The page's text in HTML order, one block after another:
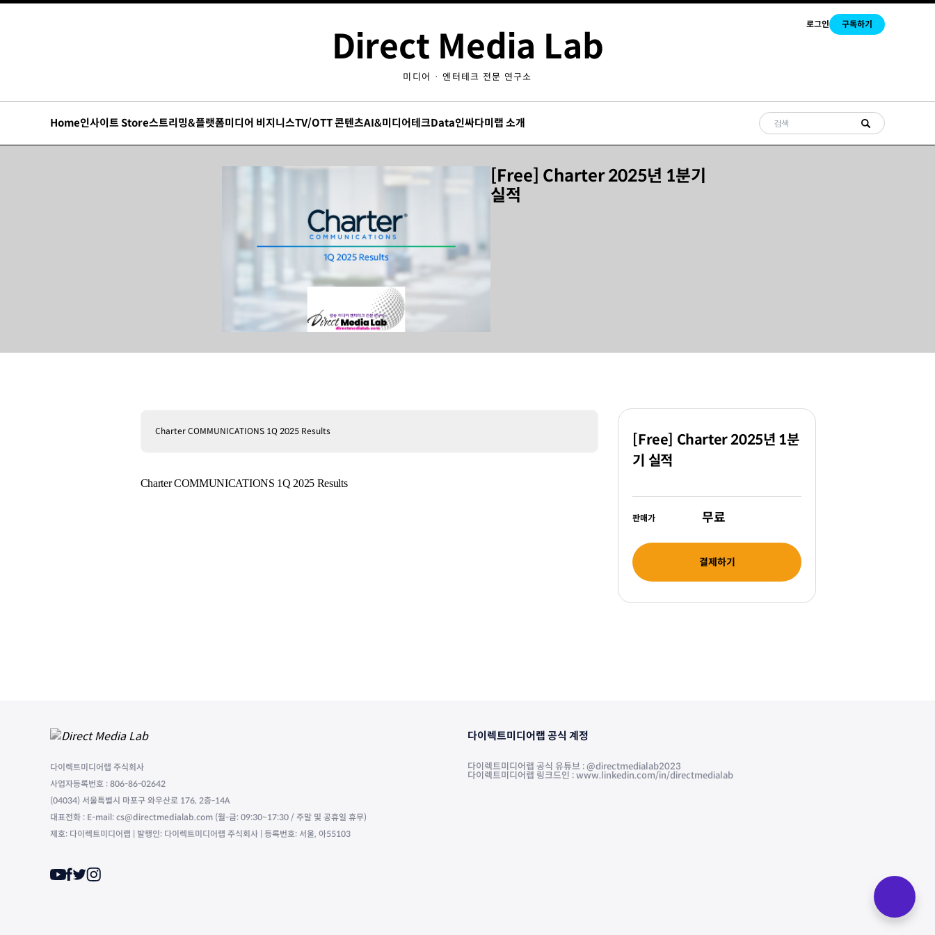
로그인 구독하기
Direct Media Lab
미디어 · 엔터테크 전문 연구소
Home인사이트 Store스트리밍&플랫폼미디어 비지니스TV/OTT 콘텐츠AI&미디어테크Data인싸다미랩 소개
[Free] Charter 2025년 1분기
실적
Charter COMMUNICATIONS 1Q 2025 Results
Charter COMMUNICATIONS 1Q 2025 Results
[Free] Charter 2025년 1분
기 실적
판매가 무료
결제하기
다이렉트미디어랩 주식회사
사업자등록번호 : 806-86-02642
(04034) 서울특별시 마포구 와우산로 176, 2층-14A
대표전화 : E-mail: cs@directmedialab.com (월-금: 09:30~17:30 / 주말 및 공휴일 휴무)
제호: 다이렉트미디어랩 | 발행인: 다이렉트미디어랩 주식회사 | 등록번호: 서울, 아55103
다이렉트미디어랩 공식 계정
다이렉트미디어랩 공식 유튜브 : @directmedialab2023
다이렉트미디어랩 링크드인 : www.linkedin.com/in/directmedialab